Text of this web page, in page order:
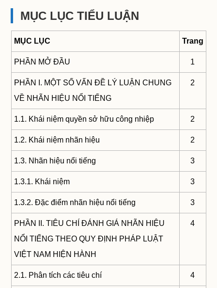
MỤC LỤC TIỂU LUẬN
MỤC LỤC Trang
PHẦN MỞ ĐẦU 1
PHẦN I. MỘT SỐ VẤN ĐỀ LÝ LUẬN CHUNG
VỀ NHÃN HIỆU NỔI TIẾNG
2
1.1. Khái niệm quyền sở hữu công nhiệp 2
1.2. Khái niệm nhãn hiệu 2
1.3. Nhãn hiệu nổi tiếng 3
1.3.1. Khái niệm 3
1.3.2. Đặc điểm nhãn hiệu nổi tiếng 3
PHẦN II. TIÊU CHÍ ĐÁNH GIÁ NHÃN HIỆU
NỔI TIẾNG THEO QUY ĐỊNH PHÁP LUẬT
VIỆT NAM HIỆN HÀNH
4
2.1. Phân tích các tiêu chí 4